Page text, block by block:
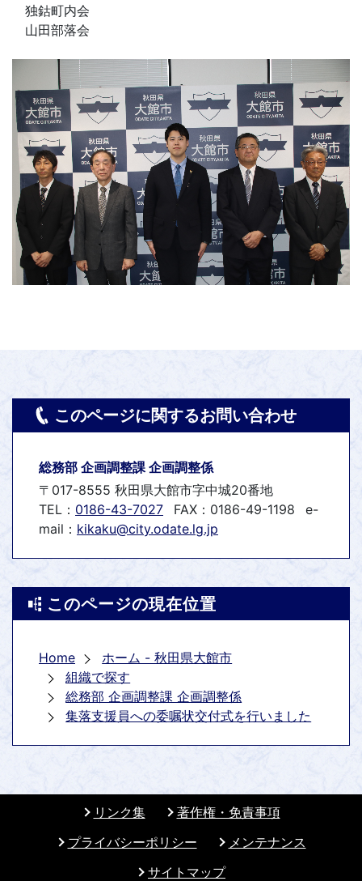
独鈷町内会
山田部落会
このページに関するお問い合わせ
総務部 企画調整課 企画調整係
〒017-8555 秋田県大館市字中城20番地
TEL： 0186-43-7027 FAX：0186-49-1198
e-
mail： kikaku@city.odate.lg.jp
このページの現在位置
Home
ホーム - 秋田県大館市
組織で探す
総務部 企画調整課 企画調整係
集落支援員への委嘱状交付式を行いました
リンク集
著作権・免責事項
プライバシーポリシー
メンテナンス
サイトマップ